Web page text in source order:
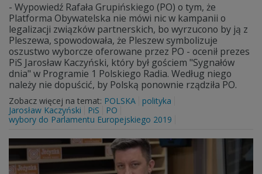
- Wypowiedź Rafała Grupińskiego (PO) o tym, że
Platforma Obywatelska nie mówi nic w kampanii o
legalizacji związków partnerskich, bo wyrzucono by ją z
Pleszewa, spowodowała, że Pleszew symbolizuje
oszustwo wyborcze oferowane przez PO - ocenił prezes
PiS Jarosław Kaczyński, który był gościem "Sygnałów
dnia" w Programie 1 Polskiego Radia. Według niego
należy nie dopuścić, by Polską ponownie rządziła PO.
Zobacz więcej na temat: POLSKA
polityka
Jarosław Kaczyński
PiS
PO
wybory do Parlamentu Europejskiego 2019